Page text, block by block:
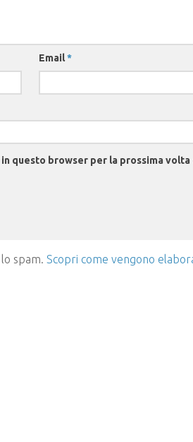
Email*
questo browser per la prossima volta
spam. Scopri come vengono